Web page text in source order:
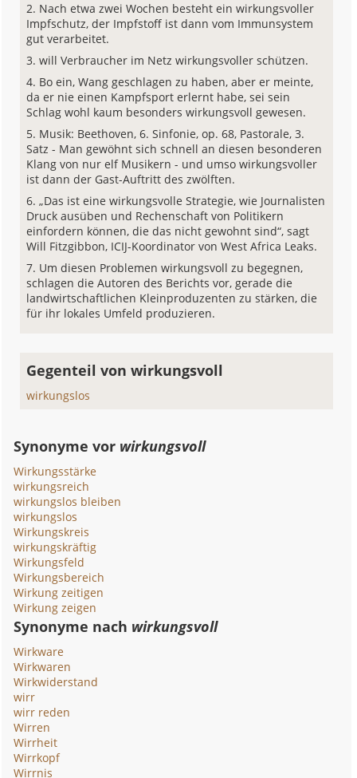
Nach etwa zwei Wochen besteht ein wirkungsvoller
Impfschutz, der Impfstoff ist dann vom Immunsystem
gut verarbeitet.
will Verbraucher im Netz wirkungsvoller schützen.
Bo ein, Wang geschlagen zu haben, aber er meinte,
da er nie einen Kampfsport erlernt habe, sei sein
Schlag wohl kaum besonders wirkungsvoll gewesen.
Musik: Beethoven, 6. Sinfonie, op. 68, Pastorale, 3.
Satz - Man gewöhnt sich schnell an diesen besonderen
Klang von nur elf Musikern - und umso wirkungsvoller
ist dann der Gast-Auftritt des zwölften.
„Das ist eine wirkungsvolle Strategie, wie Journalisten
Druck ausüben und Rechenschaft von Politikern
einfordern können, die das nicht gewohnt sind“, sagt
Will Fitzgibbon, ICIJ-Koordinator von West Africa Leaks.
Um diesen Problemen wirkungsvoll zu begegnen,
schlagen die Autoren des Berichts vor, gerade die
landwirtschaftlichen Kleinproduzenten zu stärken, die
für ihr lokales Umfeld produzieren.
Gegenteil von wirkungsvoll
wirkungslos
Synonyme vor wirkungsvoll
Wirkungsstärke
wirkungsreich
wirkungslos bleiben
wirkungslos
Wirkungskreis
wirkungskräftig
Wirkungsfeld
Wirkungsbereich
Wirkung zeitigen
Wirkung zeigen
Synonyme nach wirkungsvoll
Wirkware
Wirkwaren
Wirkwiderstand
wirr
wirr reden
Wirren
Wirrheit
Wirrkopf
Wirrnis